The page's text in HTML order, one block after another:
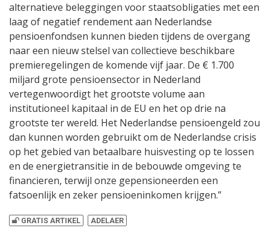
alternatieve beleggingen voor staatsobligaties met een
laag of negatief rendement aan Nederlandse
pensioenfondsen kunnen bieden tijdens de overgang
naar een nieuw stelsel van collectieve beschikbare
premieregelingen de komende vijf jaar. De € 1.700
miljard grote pensioensector in Nederland
vertegenwoordigt het grootste volume aan
institutioneel kapitaal in de EU en het op drie na
grootste ter wereld. Het Nederlandse pensioengeld zou
dan kunnen worden gebruikt om de Nederlandse crisis
op het gebied van betaalbare huisvesting op te lossen
en de energietransitie in de bebouwde omgeving te
financieren, terwijl onze gepensioneerden een
fatsoenlijk en zeker pensioeninkomen krijgen.”
GRATIS ARTIKEL ADELAER